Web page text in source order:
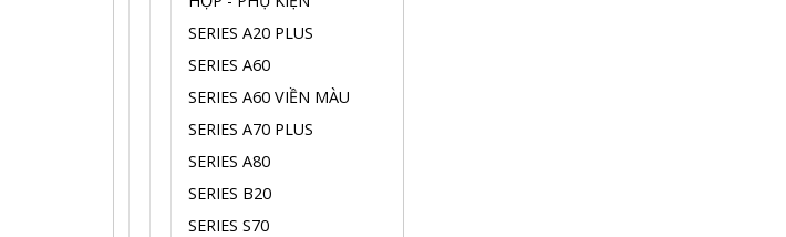
SERIES A20 PLUS
SERIES A60
SERIES A60 VIỀN MÀU
SERIES A70 PLUS
SERIES A80
SERIES B20
SERIES S70